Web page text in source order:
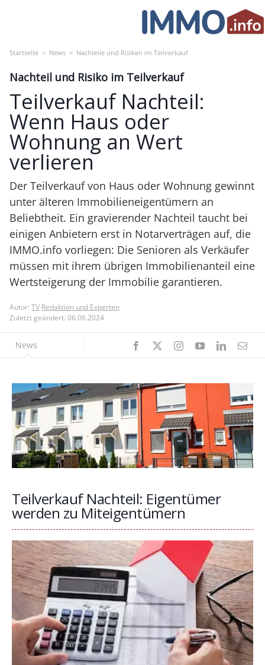
Startseite > News > Nachteile und Risiken im Teilverkauf
Nachteil und Risiko im Teilverkauf
Teilverkauf Nachteil:
Wenn Haus oder
Wohnung an Wert
verlieren
Der Teilverkauf von Haus oder Wohnung gewinnt
unter älteren Immobilieneigentümern an
Beliebtheit. Ein gravierender Nachteil taucht bei
einigen Anbietern erst in Notarverträgen auf, die
IMMO.info vorliegen: Die Senioren als Verkäufer
müssen mit ihrem übrigen Immobilienanteil eine
Wertsteigerung der Immobilie garantieren.
Autor: TV Redaktion und Experten
Zuletzt geändert: 06.06.2024
News
Teilverkauf Nachteil: Eigentümer
werden zu Miteigentümern